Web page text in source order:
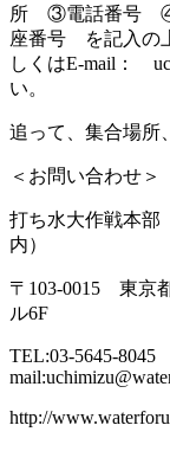
所 ③電話番号
座番号 を記入の
しくはE-mail：
い。
追って、集合場所
＜お問い合わせ＞
打ち水大作戦本
内）
〒103-0015 東京
ル6F
TEL:03-5645-
http://